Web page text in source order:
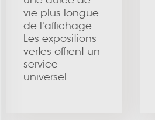
vie plus longue
de l'affichage.
Les expositions
vertes offrent un
service
universel.